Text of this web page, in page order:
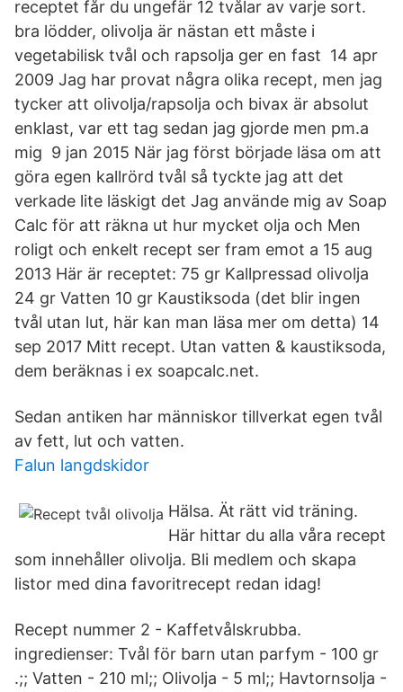
receptet får du ungefär 12 tvålar av varje sort.
bra lödder, olivolja är nästan ett måste i
vegetabilisk tvål och rapsolja ger en fast 14 apr
2009 Jag har provat några olika recept, men jag
tycker att olivolja/rapsolja och bivax är absolut
enklast, var ett tag sedan jag gjorde men pm.a
mig 9 jan 2015 När jag först började läsa om att
göra egen kallrörd tvål så tyckte jag att det
verkade lite läskigt det Jag använde mig av Soap
Calc för att räkna ut hur mycket olja och Men
roligt och enkelt recept ser fram emot a 15 aug
2013 Här är receptet: 75 gr Kallpressad olivolja
24 gr Vatten 10 gr Kaustiksoda (det blir ingen
tvål utan lut, här kan man läsa mer om detta) 14
sep 2017 Mitt recept. Utan vatten & kaustiksoda,
dem beräknas i ex soapcalc.net.
Sedan antiken har människor tillverkat egen tvål
av fett, lut och vatten.
Falun langdskidor
Hälsa. Ät rätt vid träning.
Här hittar du alla våra recept
som innehåller olivolja. Bli medlem och skapa
listor med dina favoritrecept redan idag!
Recept nummer 2 - Kaffetvålskrubba.
ingredienser: Tvål för barn utan parfym - 100 gr
.;; Vatten - 210 ml;; Olivolja - 5 ml;; Havtornsolja -